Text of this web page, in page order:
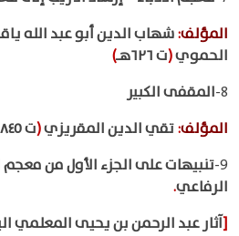
المؤلف:شهاب الدين أبو عبد الله
الحموي(ت ٦٢٦هـ
)
8- المقفى الكبير
المؤلف:تقي الدين المقريزي(ت ٨٤٥ هـ
9- تنبيهات على الجزء الأول من معجم
الرفاعي.
[آثار عبد الرحمن بن يحيى المعلمي